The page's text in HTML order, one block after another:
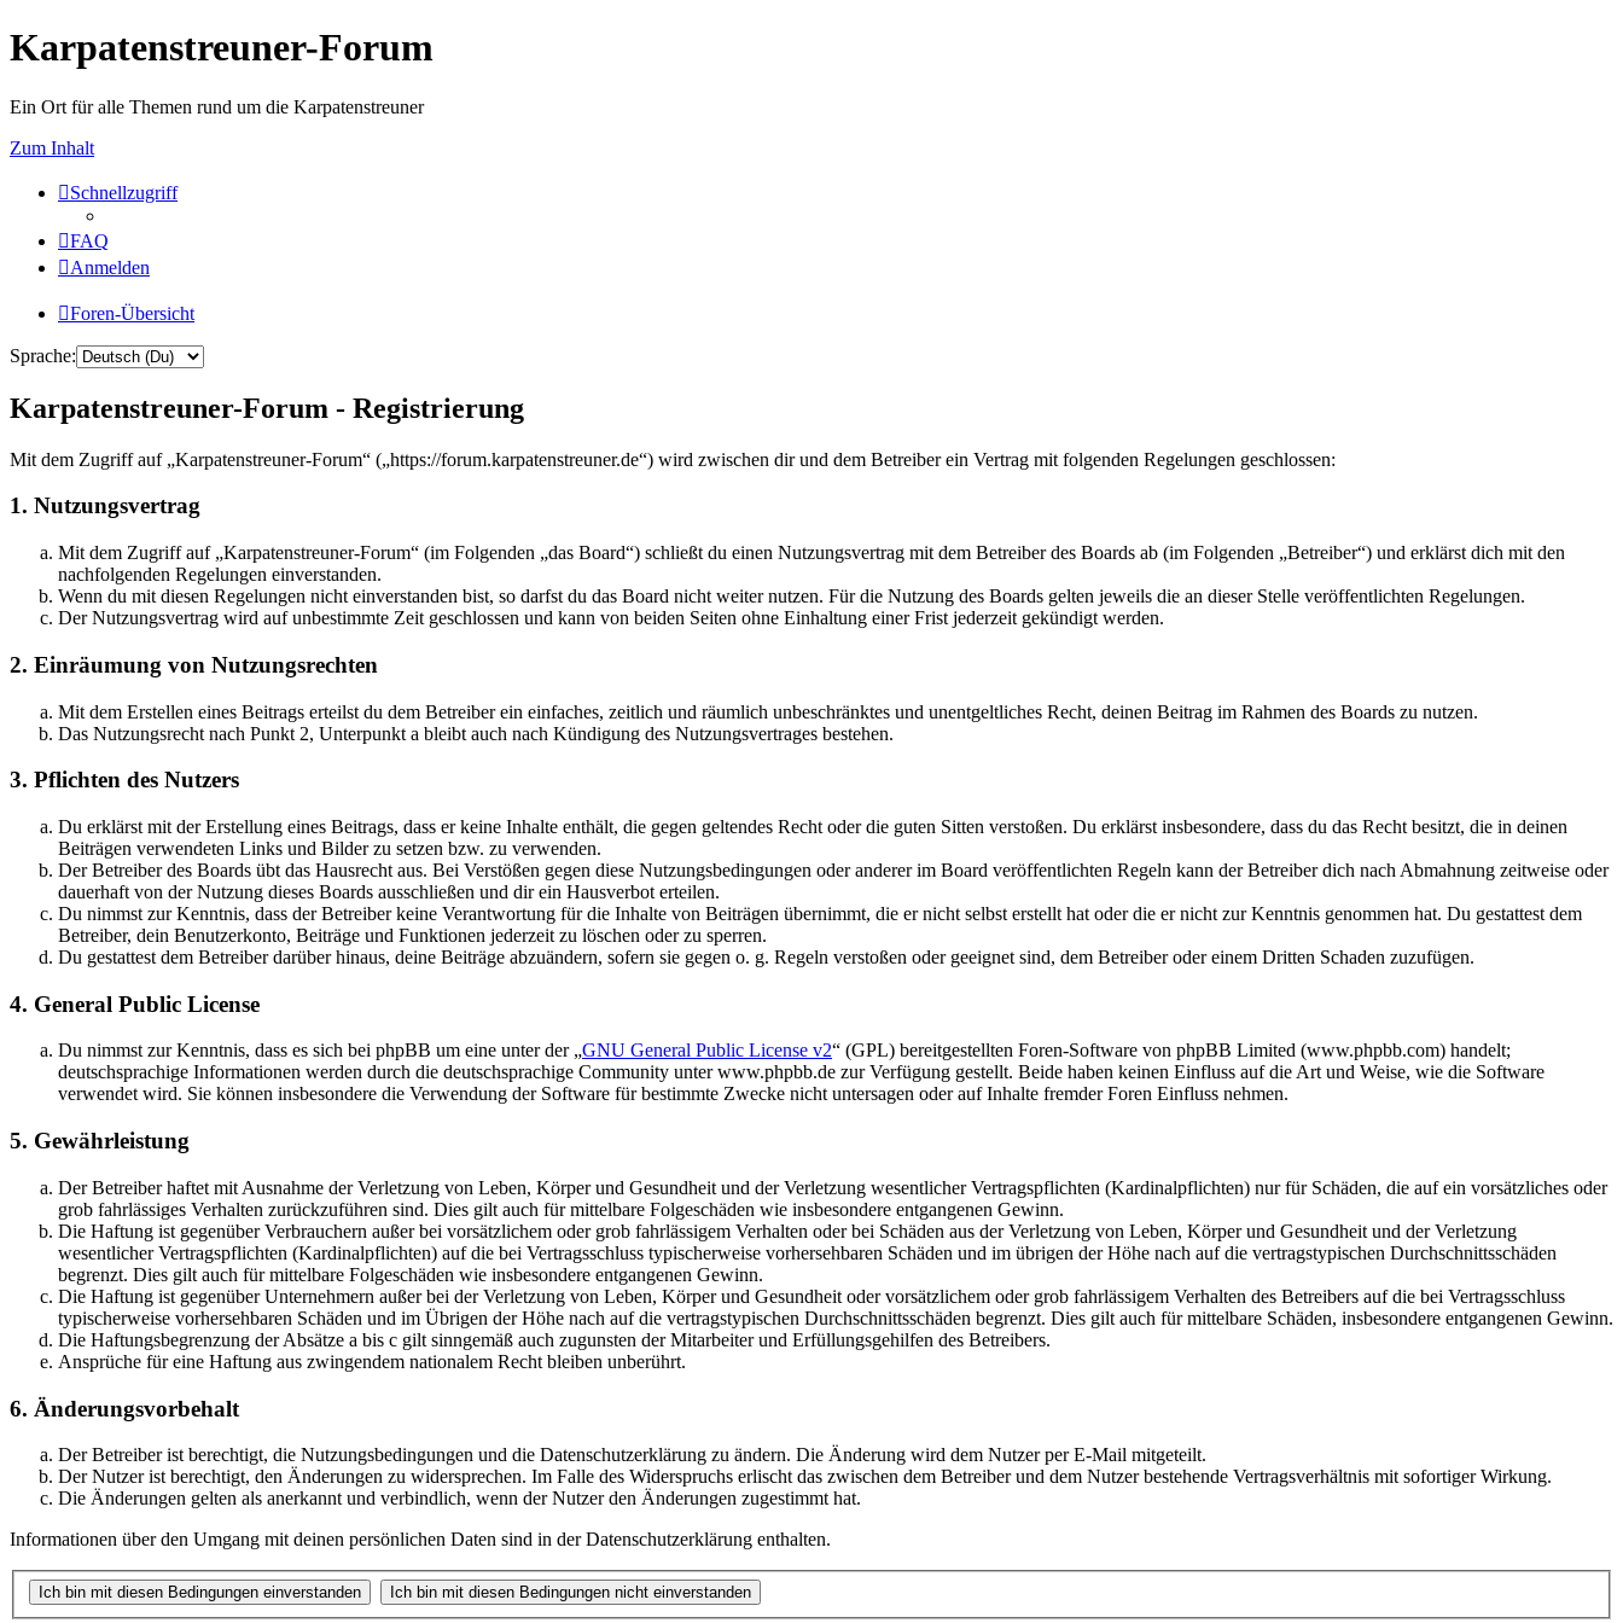
Karpatenstreuner-Forum
Ein Ort für alle Themen rund um die Karpatenstreuner
Zum Inhalt
Schnellzugriff
FAQ
Anmelden
Foren-Übersicht
Sprache:
Karpatenstreuner-Forum - Registrierung
Mit dem Zugriff auf „Karpatenstreuner-Forum“ („https://forum.karpatenstreuner.de“) wird zwischen dir und dem Betreiber ein Vertrag mit folgenden Regelungen geschlossen:
1. Nutzungsvertrag
Mit dem Zugriff auf „Karpatenstreuner-Forum“ (im Folgenden „das Board“) schließt du einen Nutzungsvertrag mit dem Betreiber des Boards ab (im Folgenden „Betreiber“) und erklärst dich mit den
nachfolgenden Regelungen einverstanden.
Wenn du mit diesen Regelungen nicht einverstanden bist, so darfst du das Board nicht weiter nutzen. Für die Nutzung des Boards gelten jeweils die an dieser Stelle veröffentlichten Regelungen.
Der Nutzungsvertrag wird auf unbestimmte Zeit geschlossen und kann von beiden Seiten ohne Einhaltung einer Frist jederzeit gekündigt werden.
2. Einräumung von Nutzungsrechten
Mit dem Erstellen eines Beitrags erteilst du dem Betreiber ein einfaches, zeitlich und räumlich unbeschränktes und unentgeltliches Recht, deinen Beitrag im Rahmen des Boards zu nutzen.
Das Nutzungsrecht nach Punkt 2, Unterpunkt a bleibt auch nach Kündigung des Nutzungsvertrages bestehen.
3. Pflichten des Nutzers
Du erklärst mit der Erstellung eines Beitrags, dass er keine Inhalte enthält, die gegen geltendes Recht oder die guten Sitten verstoßen. Du erklärst insbesondere, dass du das Recht besitzt, die in deinen
Beiträgen verwendeten Links und Bilder zu setzen bzw. zu verwenden.
Der Betreiber des Boards übt das Hausrecht aus. Bei Verstößen gegen diese Nutzungsbedingungen oder anderer im Board veröffentlichten Regeln kann der Betreiber dich nach Abmahnung zeitweise oder
dauerhaft von der Nutzung dieses Boards ausschließen und dir ein Hausverbot erteilen.
Du nimmst zur Kenntnis, dass der Betreiber keine Verantwortung für die Inhalte von Beiträgen übernimmt, die er nicht selbst erstellt hat oder die er nicht zur Kenntnis genommen hat. Du gestattest dem
Betreiber, dein Benutzerkonto, Beiträge und Funktionen jederzeit zu löschen oder zu sperren.
Du gestattest dem Betreiber darüber hinaus, deine Beiträge abzuändern, sofern sie gegen o. g. Regeln verstoßen oder geeignet sind, dem Betreiber oder einem Dritten Schaden zuzufügen.
4. General Public License
Du nimmst zur Kenntnis, dass es sich bei phpBB um eine unter der „GNU General Public License v2“ (GPL) bereitgestellten Foren-Software von phpBB Limited (www.phpbb.com) handelt;
deutschsprachige Informationen werden durch die deutschsprachige Community unter www.phpbb.de zur Verfügung gestellt. Beide haben keinen Einfluss auf die Art und Weise, wie die Software
verwendet wird. Sie können insbesondere die Verwendung der Software für bestimmte Zwecke nicht untersagen oder auf Inhalte fremder Foren Einfluss nehmen.
5. Gewährleistung
Der Betreiber haftet mit Ausnahme der Verletzung von Leben, Körper und Gesundheit und der Verletzung wesentlicher Vertragspflichten (Kardinalpflichten) nur für Schäden, die auf ein vorsätzliches oder
grob fahrlässiges Verhalten zurückzuführen sind. Dies gilt auch für mittelbare Folgeschäden wie insbesondere entgangenen Gewinn.
Die Haftung ist gegenüber Verbrauchern außer bei vorsätzlichem oder grob fahrlässigem Verhalten oder bei Schäden aus der Verletzung von Leben, Körper und Gesundheit und der Verletzung
wesentlicher Vertragspflichten (Kardinalpflichten) auf die bei Vertragsschluss typischerweise vorhersehbaren Schäden und im übrigen der Höhe nach auf die vertragstypischen Durchschnittsschäden
begrenzt. Dies gilt auch für mittelbare Folgeschäden wie insbesondere entgangenen Gewinn.
Die Haftung ist gegenüber Unternehmern außer bei der Verletzung von Leben, Körper und Gesundheit oder vorsätzlichem oder grob fahrlässigem Verhalten des Betreibers auf die bei Vertragsschluss
typischerweise vorhersehbaren Schäden und im Übrigen der Höhe nach auf die vertragstypischen Durchschnittsschäden begrenzt. Dies gilt auch für mittelbare Schäden, insbesondere entgangenen Gewinn.
Die Haftungsbegrenzung der Absätze a bis c gilt sinngemäß auch zugunsten der Mitarbeiter und Erfüllungsgehilfen des Betreibers.
Ansprüche für eine Haftung aus zwingendem nationalem Recht bleiben unberührt.
6. Änderungsvorbehalt
Der Betreiber ist berechtigt, die Nutzungsbedingungen und die Datenschutzerklärung zu ändern. Die Änderung wird dem Nutzer per E-Mail mitgeteilt.
Der Nutzer ist berechtigt, den Änderungen zu widersprechen. Im Falle des Widerspruchs erlischt das zwischen dem Betreiber und dem Nutzer bestehende Vertragsverhältnis mit sofortiger Wirkung.
Die Änderungen gelten als anerkannt und verbindlich, wenn der Nutzer den Änderungen zugestimmt hat.
Informationen über den Umgang mit deinen persönlichen Daten sind in der Datenschutzerklärung enthalten.